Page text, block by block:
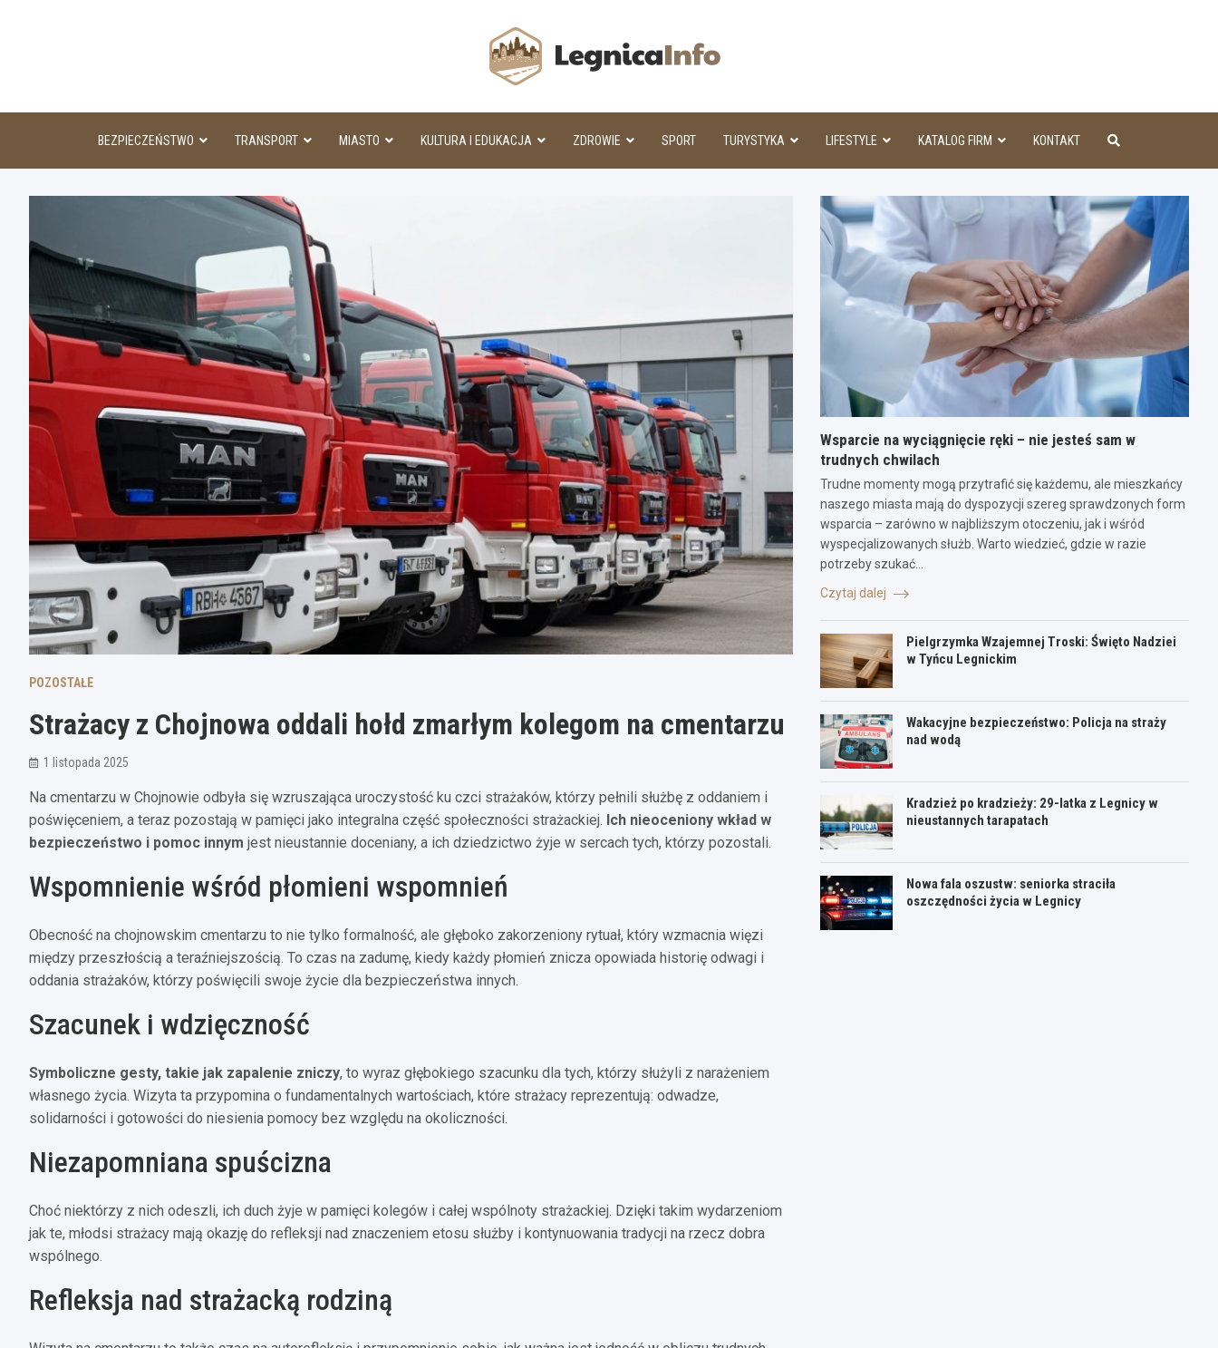
BEZPIECZEŃSTWO TRANSPORT MIASTO KULTURA I EDUKACJA ZDROWIE SPORT TURYSTYKA LIFESTYLE KATALOG FIRM KONTAKT
POZOSTAŁE
Strażacy z Chojnowa oddali hołd zmarłym kolegom na cmentarzu
1 listopada 2025
Na cmentarzu w Chojnowie odbyła się wzruszająca uroczystość ku czci strażaków, którzy pełnili służbę z oddaniem i
poświęceniem, a teraz pozostają w pamięci jako integralna część społeczności strażackiej. Ich nieoceniony wkład w
bezpieczeństwo i pomoc innym jest nieustannie doceniany, a ich dziedzictwo żyje w sercach tych, którzy pozostali.
Wspomnienie wśród płomieni wspomnień
Obecność na chojnowskim cmentarzu to nie tylko formalność, ale głęboko zakorzeniony rytuał, który wzmacnia więzi
między przeszłością a teraźniejszością. To czas na zadumę, kiedy każdy płomień znicza opowiada historię odwagi i
oddania strażaków, którzy poświęcili swoje życie dla bezpieczeństwa innych.
Szacunek i wdzięczność
Symboliczne gesty, takie jak zapalenie zniczy, to wyraz głębokiego szacunku dla tych, którzy służyli z narażeniem
własnego życia. Wizyta ta przypomina o fundamentalnych wartościach, które strażacy reprezentują: odwadze,
solidarności i gotowości do niesienia pomocy bez względu na okoliczności.
Niezapomniana spuścizna
Choć niektórzy z nich odeszli, ich duch żyje w pamięci kolegów i całej wspólnoty strażackiej. Dzięki takim wydarzeniom
jak te, młodsi strażacy mają okazję do refleksji nad znaczeniem etosu służby i kontynuowania tradycji na rzecz dobra
wspólnego.
Refleksja nad strażacką rodziną
Wsparcie na wyciągnięcie ręki – nie jesteś sam w
trudnych chwilach
Trudne momenty mogą przytrafić się każdemu, ale mieszkańcy
naszego miasta mają do dyspozycji szereg sprawdzonych form
wsparcia – zarówno w najbliższym otoczeniu, jak i wśród
wyspecjalizowanych służb. Warto wiedzieć, gdzie w razie
potrzeby szukać…
Czytaj dalej
Pielgrzymka Wzajemnej Troski: Święto Nadziei
w Tyńcu Legnickim
Wakacyjne bezpieczeństwo: Policja na straży
nad wodą
Kradzież po kradzieży: 29-latka z Legnicy w
nieustannych tarapatach
Nowa fala oszustw: seniorka straciła
oszczędności życia w Legnicy